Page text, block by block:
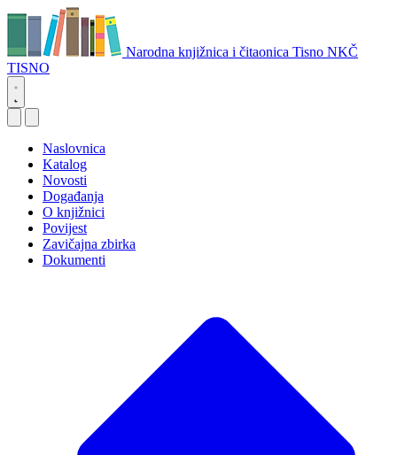
Narodna knjižnica i čitaonica Tisno NKČ
TISNO
Naslovnica
Katalog
Novosti
Događanja
O knjižnici
Povijest
Zavičajna zbirka
Dokumenti